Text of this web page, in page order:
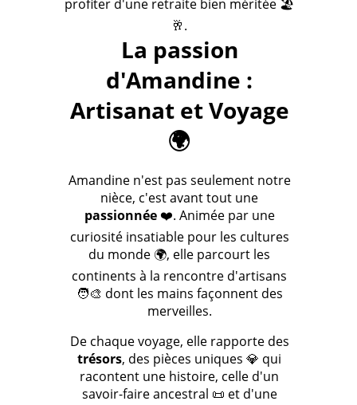
profiter d'une retraite bien méritée 🏖️
🥂.
La passion
d'Amandine :
Artisanat et Voyage
🌍
Amandine n'est pas seulement notre
nièce, c'est avant tout une
passionnée❤️. Animée par une
curiosité insatiable pour les cultures
du monde 🌍, elle parcourt les
continents à la rencontre d'artisans
🧑‍🎨 dont les mains façonnent des
merveilles.
De chaque voyage, elle rapporte des
trésors, des pièces uniques 💎 qui
racontent une histoire, celle d'un
savoir-faire ancestral 📜 et d'une